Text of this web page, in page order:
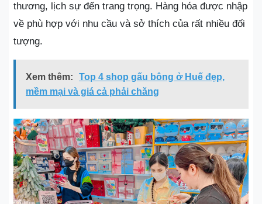
thương, lịch sự đến trang trọng. Hàng hóa được nhập
về phù hợp với nhu cầu và sở thích của rất nhiều đối
tượng.
Xem thêm:
Top 4 shop gấu bông ở Huế đẹp,
mềm mại và giá cả phải chăng